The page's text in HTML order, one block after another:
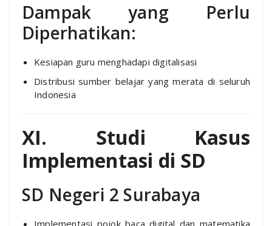
Dampak yang Perlu
Diperhatikan:
Kesiapan guru menghadapi digitalisasi
Distribusi sumber belajar yang merata di seluruh
Indonesia
XI. Studi Kasus
Implementasi di SD
SD Negeri 2 Surabaya